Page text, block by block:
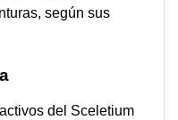
según sus
del Sceletium